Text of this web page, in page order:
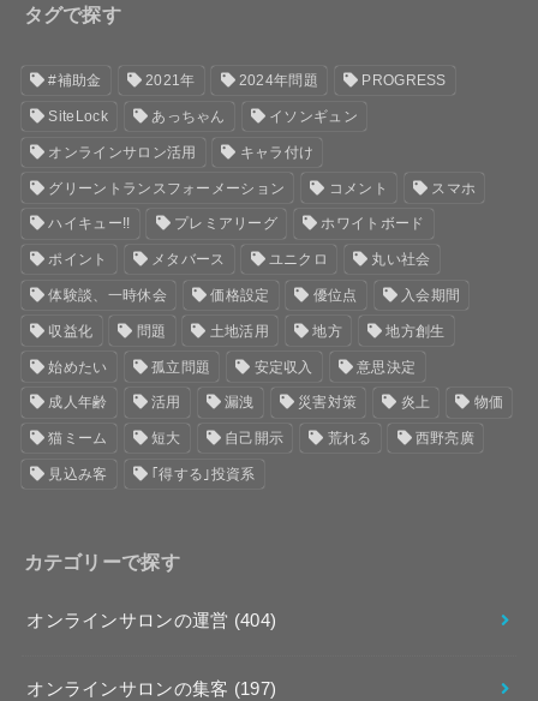
タグで探す
#補助金 2021年 2024年問題 PROGRESS
SiteLock あっちゃん イソンギュン
オンラインサロン活用 キャラ付け
グリーントランスフォーメーション コメント スマホ
ハイキュー!! プレミアリーグ ホワイトボード
ポイント メタバース ユニクロ 丸い社会
体験談、一時休会 価格設定 優位点 入会期間
収益化 問題 土地活用 地方 地方創生
始めたい 孤立問題 安定収入 意思決定
成人年齢 活用 漏洩 災害対策 炎上 物価
猫ミーム 短大 自己開示 荒れる 西野亮廣
見込み客 ｢得する｣投資系
カテゴリーで探す
オンラインサロンの運営 (404)
オンラインサロンの集客 (197)